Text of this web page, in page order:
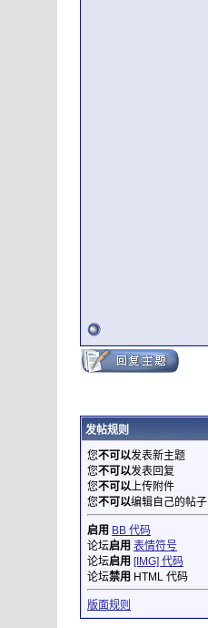
发帖规则
您不可以发表新主题
您不可以发表回复
您不可以上传附件
您不可以编辑自己的帖子
启用 BB 代码
论坛启用 表情符号
论坛启用 [IMG] 代码
论坛禁用 HTML 代码
版面规则